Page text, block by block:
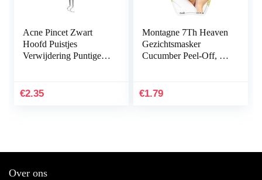
Acne Pincet Zwart
Hoofd Puistjes
Verwijdering Puntige
Gereedschap Mee-eter
€2.35
Montagne 7Th Heaven
Gezichtsmasker
Cucumber Peel-Off, 10
€1.79
Over ons